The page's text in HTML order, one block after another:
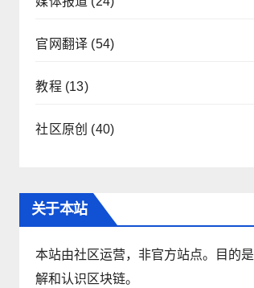
官网翻译 (54)
教程 (13)
社区原创 (40)
关于本站
本站由社区运营，非官方站点。目的
解和认识区块链。